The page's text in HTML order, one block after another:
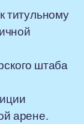
титульному
штаба
арене.